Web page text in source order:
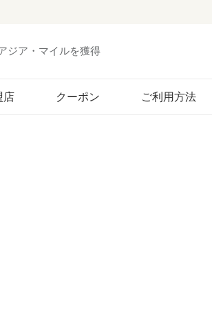
ジア・マイルを獲得
店 クーポン ご利用方法